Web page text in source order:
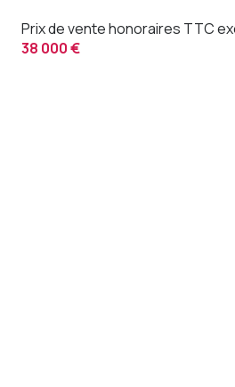
Prix de vente honoraires TTC
38 000 €